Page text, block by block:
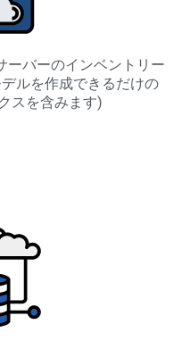
ーバーのインベントリー
ルを作成できるだけの
スを含みます)